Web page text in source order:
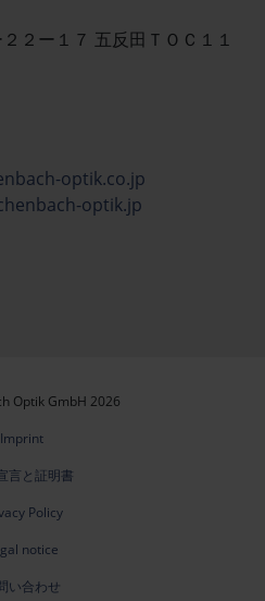
２ー１７ 五反田ＴＯＣ１１
optik.co.jp
optik.jp
Optik GmbH 2026
Imprint
言と証明書
Policy
notice
い合わせ